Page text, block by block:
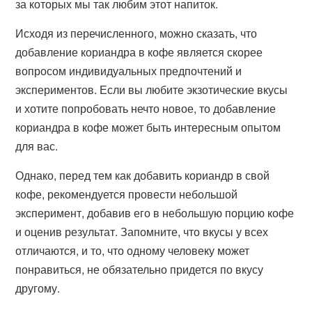
за которых мы так любим этот напиток.
Исходя из перечисленного, можно сказать, что
добавление кориандра в кофе является скорее
вопросом индивидуальных предпочтений и
экспериментов. Если вы любите экзотические вкусы
и хотите попробовать нечто новое, то добавление
кориандра в кофе может быть интересным опытом
для вас.
Однако, перед тем как добавить кориандр в свой
кофе, рекомендуется провести небольшой
эксперимент, добавив его в небольшую порцию кофе
и оценив результат. Запомните, что вкусы у всех
отличаются, и то, что одному человеку может
понравиться, не обязательно придется по вкусу
другому.